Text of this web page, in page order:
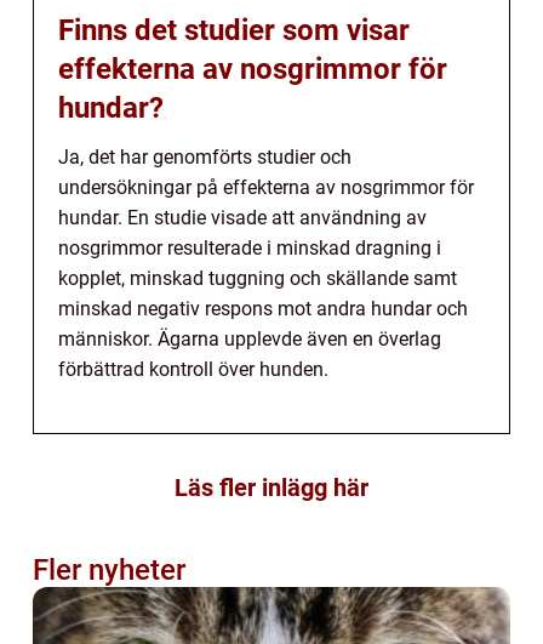
Finns det studier som visar
effekterna av nosgrimmor för
hundar?
Ja, det har genomförts studier och
undersökningar på effekterna av nosgrimmor för
hundar. En studie visade att användning av
nosgrimmor resulterade i minskad dragning i
kopplet, minskad tuggning och skällande samt
minskad negativ respons mot andra hundar och
människor. Ägarna upplevde även en överlag
förbättrad kontroll över hunden.
Läs fler inlägg här
Fler nyheter